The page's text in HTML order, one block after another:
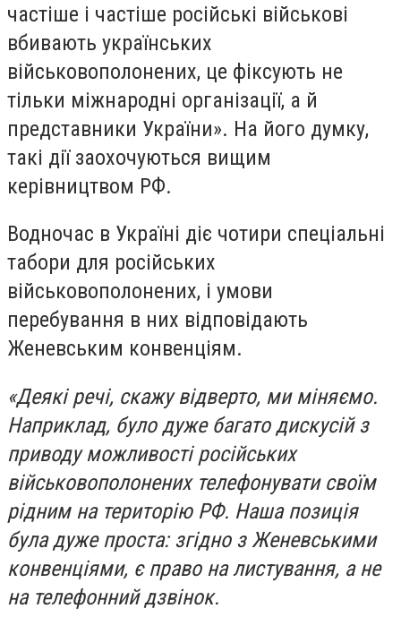
частіше і частіше російські військові
вбивають українських
військовополонених, це фіксують не
тільки міжнародні організації, а й
представники України». На його думку,
такі дії заохочуються вищим
керівництвом РФ.
Водночас в Україні діє чотири спеціальні
табори для російських
військовополонених, і умови
перебування в них відповідають
Женевським конвенціям.
«Деякі речі, скажу відверто, ми міняємо.
Наприклад, було дуже багато дискусій з
приводу можливості російських
військовополонених телефонувати своїм
рідним на територію РФ. Наша позиція
була дуже проста: згідно з Женевськими
конвенціями, є право на листування, а не
на телефонний дзвінок.